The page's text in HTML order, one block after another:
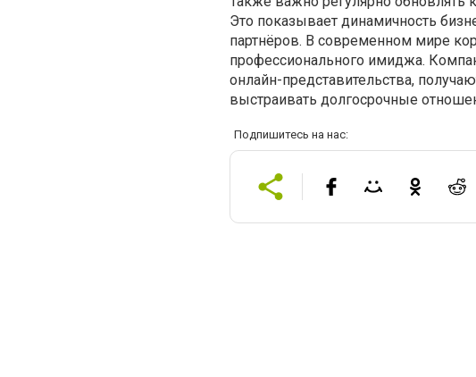
Это показывает динамичность
партнёров. В современном мире
профессионального имиджа.
онлайн-представительства,
выстраивать долгосрочные
Подпишитесь на нас: